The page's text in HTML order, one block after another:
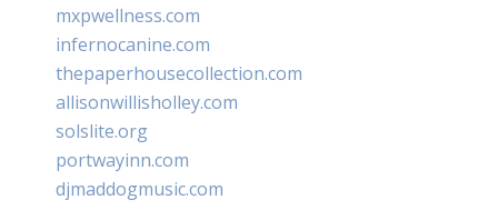
mxpwellness.com
infernocanine.com
thepaperhousecollection.com
allisonwillisholley.com
solslite.org
portwayinn.com
djmaddogmusic.com